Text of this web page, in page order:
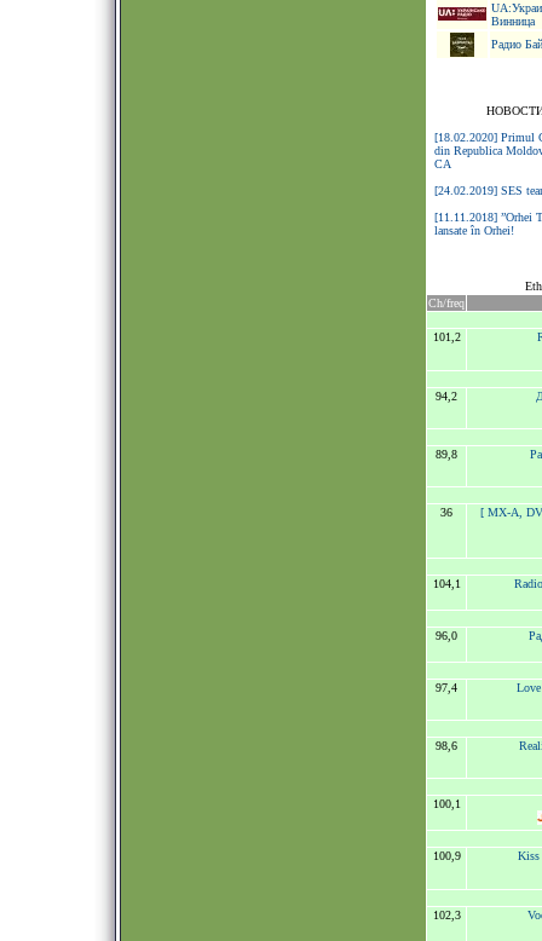
Винница
Радио
[18.02.2020] Primul
din Republica
CA
[24.02.2019] SES
[11.11.2018] ”Orhei
lansate în Orhei!
Ch/freq
101,2
94,2
89,8
36
[ MX-A,
104,1
96,0
97,4
98,6
100,1
100,9
102,3